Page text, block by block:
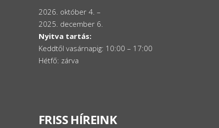
2026. október 4. –
2025. december 6.
Nyitva tartás:
Keddtől vasárnapig: 10:00 – 17:00
Hétfő: zárva
FRISS HÍREINK